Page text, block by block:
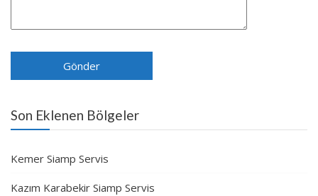
Son Eklenen Bölgeler
Kemer Siamp Servis
Kazım Karabekir Siamp Servis